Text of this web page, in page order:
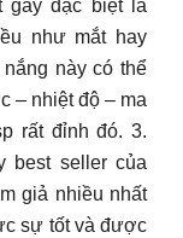
gãy đặc biệt là
như mắt hay
này có thể
– nhiệt độ – ma
rất đỉnh đó. 3.
best seller của
giả nhiều nhất
sự tốt và được